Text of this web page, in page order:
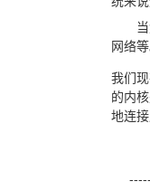
网络等
我们
的内
地连